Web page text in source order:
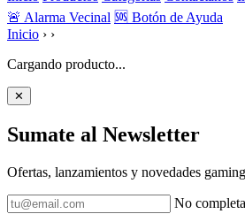
🚨 Alarma Vecinal 🆘 Botón de Ayuda
Inicio › ›
Cargando producto...
✕
Sumate al Newsletter
Ofertas, lanzamientos y novedades
No